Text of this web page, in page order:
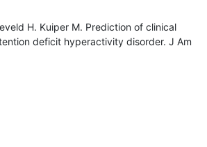
H. Kuiper M. Prediction of clinical
deficit hyperactivity disorder. J Am